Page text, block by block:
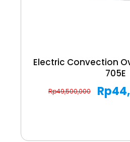
Electric Convection
705E
Rp
Rp49,500,000